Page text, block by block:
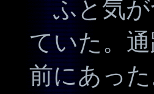
ふと気が
ていた。
前にあっ